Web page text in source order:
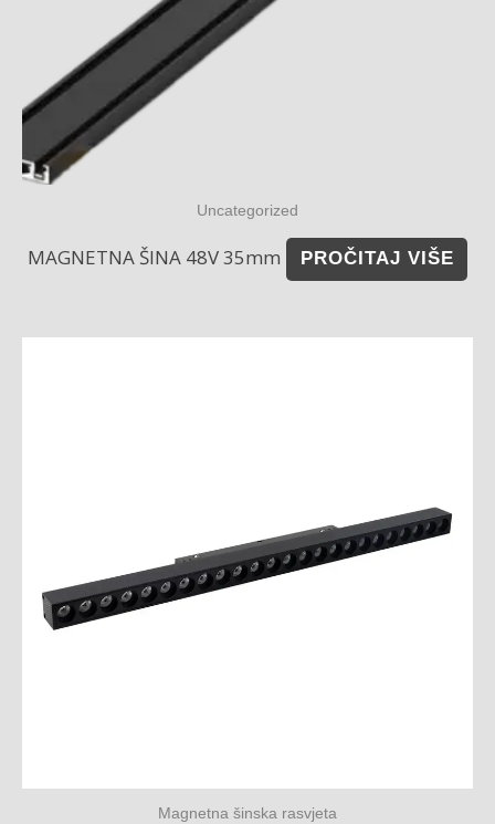
Uncategorized
MAGNETNA ŠINA 48V 35mm PROČITAJ VIŠE
Magnetna šinska rasvjeta